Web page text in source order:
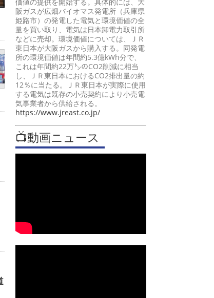
阪ガスが広畑バイオマス発電所（兵庫県
姫路市）の発電した電気と環境価値の全
量を買い取り、電気は日本卸電力取引所
などに売却。環境価値については、ＪＲ
東日本が大阪ガスから購入する。同発電
所の環境価値は年間約5.3億kWh分で、
これは年間約22万㌧のCO2削減に相当
し、ＪＲ東日本におけるCO2排出量の約
12％に当たる。ＪＲ東日本が実際に使用
する電気は既存の小売契約により小売電
気事業者から供給される。
https://www.jreast.co.jp/
📺動画ニュース